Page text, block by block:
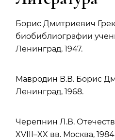
Борис Дмитриевич
биобиблиографии
Ленинград, 1947.
Мавродин В.В. Борис
Ленинград, 1968.
Черепнин Л.В.
XVIII–XX вв. Москва,